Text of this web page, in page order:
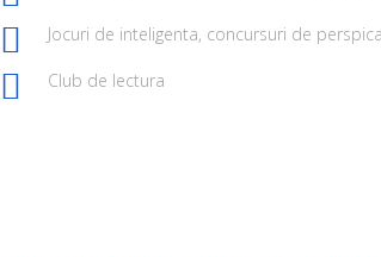
Jocuri de inteligenta, concursuri de
Club de lectura